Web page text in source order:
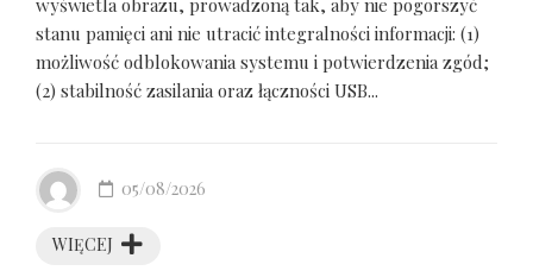
wyświetla obrazu, prowadzoną tak, aby nie pogorszyć
stanu pamięci ani nie utracić integralności informacji: (1)
możliwość odblokowania systemu i potwierdzenia zgód;
(2) stabilność zasilania oraz łączności USB...
WIĘCEJ
05/08/2026